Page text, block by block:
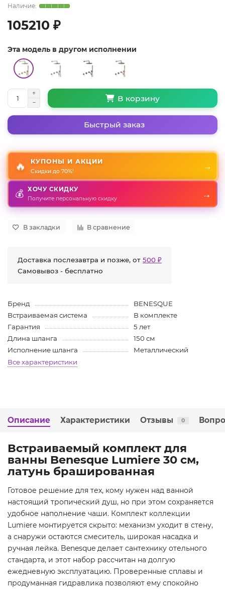
105210 ₽
Эта модель в другом исполнении
В корзину
Быстрый заказ
🔥 КУПОНЫ И АКЦИИ
Скидки до 70%!
→
💰 ХОЧУ СКИДКУ
Получите персональную скидку →
В закладки В сравнение
Доставка послезавтра и позже, от 500 ₽
Самовывоз - бесплатно
Бренд
BENESQUE
Встраиваемая система
В комплекте
Гарантия
5 лет
Длина шланга
150 см
Исполнение шланга
Металлический
Все характеристики
Описание Характеристики Отзывы 0
Встраиваемый комплект для
ванны Benesque Lumiere 30 см,
латунь брашированная
Готовое решение для тех, кому нужен над ванной
настоящий тропический душ, но при этом сохраняется
удобное наполнение чаши. Комплект коллекции
Lumiere монтируется скрыто: механизм уходит в стену,
а снаружи остаются смеситель, широкая насадка и
ручная лейка. Benesque делает сантехнику отельного
стандарта, и этот набор рассчитан на долгую
ежедневную эксплуатацию. Проверенные сплавы и
продуманная гидравлика позволяют ему спокойно